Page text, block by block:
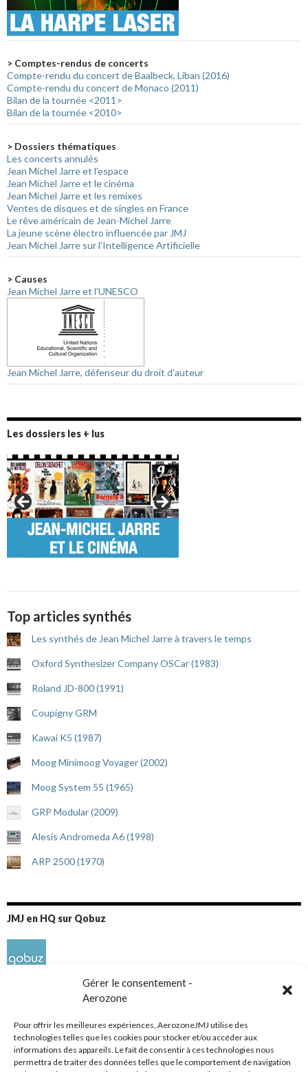
Gérer le consentement -
Aerozone
Pour offrir les meilleures expériences, AerozoneJMJ utilise des
technologies telles que les cookies pour stocker et/ou accéder aux
informations des appareils. Le fait de consentir à ces technologies nous
permettra de traiter des données telles que le comportement de navigation
> Comptes-rendus de concerts
Compte-rendu du concert de Baalbeck, Liban (2016)
Compte-rendu du concert de Monaco (2011)
Bilan de la tournée <2011>
Bilan de la tournée <2010>
> Dossiers thématiques
Les concerts annulés
Jean Michel Jarre et l'espace
Jean Michel Jarre et le cinéma
Jean Michel Jarre et les remixes
Ventes de disques et de singles en France
Le rêve américain de Jean-Michel Jarre
La jeune scène électro influencée par JMJ
Jean Michel Jarre sur l'Intelligence Artificielle
> Causes
Jean Michel Jarre et l'UNESCO
Jean Michel Jarre, défenseur du droit d'auteur
Les dossiers les + lus
Top articles synthés
Les synthés de Jean Michel Jarre à travers le temps
Oxford Synthesizer Company OSCar (1983)
Roland JD-800 (1991)
Coupigny GRM
Kawai K5 (1987)
Moog Minimoog Voyager (2002)
Moog System 55 (1965)
GRP Modular (2009)
Alesis Andromeda A6 (1998)
ARP 2500 (1970)
JMJ en HQ sur Qobuz
Réseaux sociaux